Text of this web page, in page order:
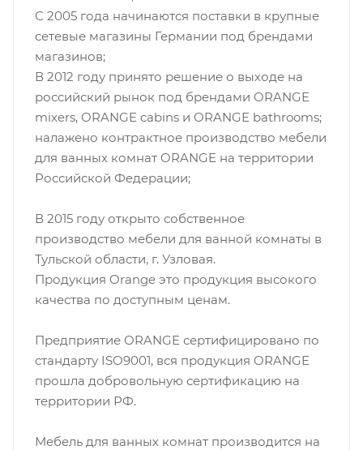
С 2005 года начинаются поставки в крупные
сетевые магазины Германии под брендами
магазинов;
В 2012 году принято решение о выходе на
российский рынок под брендами ORANGE
mixers, ORANGE cabins и ORANGE bathrooms;
налажено контрактное производство мебели
для ванных комнат ORANGE на территории
Российской Федерации;
В 2015 году открыто собственное
производство мебели для ванной комнаты в
Тульской области, г. Узловая.
Продукция Orange это продукция высокого
качества по доступным ценам.
Предприятие ORANGE сертифицировано по
стандарту ISO9001, вся продукция ORANGE
прошла добровольную сертификацию на
территории РФ.
Мебель для ванных комнат производится на